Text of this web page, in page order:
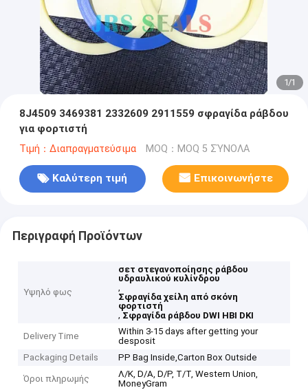
1/1
8J4509 3469381 2332609 2911559 σφραγίδα ράβδου
για φορτιστή
Τιμή：Διαπραγματεύσιμα MOQ：MOQ 5 ΣΎΝΟΛΑ
Καλύτερη τιμή Επικοινωνήστε
Περιγραφή Προϊόντων
Υψηλό φως
σετ στεγανοποίησης ράβδου
υδραυλικού κυλίνδρου
,
Σφραγίδα χείλη από σκόνη
φορτιστή
, Σφραγίδα ράβδου DWI HBI DKI
Delivery Time
Within 3-15 days after getting your
desposit
Packaging Details
PP Bag Inside,Carton Box Outside
Όροι πληρωμής
Λ/Κ, D/A, D/P, T/T, Western Union,
MoneyGram